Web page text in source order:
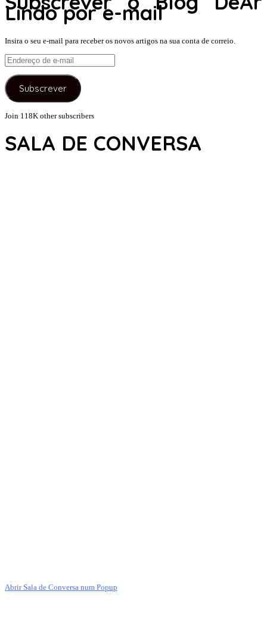
Lindo por e-mail
Insira o seu e-mail para receber os novos artigos na sua conta de correio.
Endereço
de
e-
mail
Subscrever
Join 118K other subscribers
SALA DE CONVERSA
Abrir Sala de Conversa num Popup